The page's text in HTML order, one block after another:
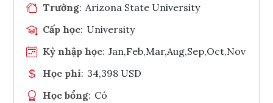
Trường: Arizona State University
Cấp học: University
Kỳ nhập học: Jan,Feb,Mar,Aug,Sep,Oct,Nov
Học phí: 34,398 USD
Học bổng: Có